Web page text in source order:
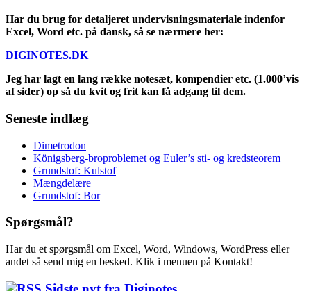
Har du brug for detaljeret undervisningsmateriale indenfor
Excel, Word etc. på dansk, så se nærmere her:
DIGINOTES.DK
Jeg har lagt en lang række notesæt, kompendier etc. (1.000’vis
af sider) op så du kvit og frit kan få adgang til dem.
Seneste indlæg
Dimetrodon
Königsberg-broproblemet og Euler’s sti- og kredsteorem
Grundstof: Kulstof
Mængdelære
Grundstof: Bor
Spørgsmål?
Har du et spørgsmål om Excel, Word, Windows, WordPress eller
andet så send mig en besked. Klik i menuen på Kontakt!